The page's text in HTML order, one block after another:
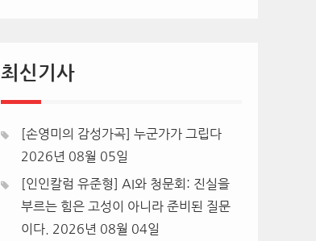
최신기사
[손영미의 감성가곡] 누군가가 그립다
2026년 08월 05일
[인인칼럼 유준형] AI와 청문회: 진실을
부르는 힘은 고성이 아니라 준비된 질문
이다.
2026년 08월 04일